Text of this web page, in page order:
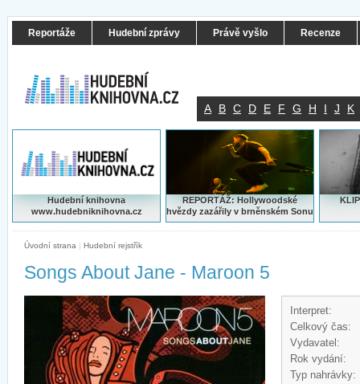
Reportáže Hudební zprávy Právě vyšlo Recenze
A B C D E F G H I J K
Hudební knihovna
www.hudebniknihovna.cz
REPORTÁŽ: Hollywoodské
hvězdy zazářily v brněnském Sonu
Úvodní strana | Hudební rejstřík
Songs About Jane - Maroon 5
Interpret:
Celkový čas:
Vydavatel:
Rok vydání:
Typ nahrávky: